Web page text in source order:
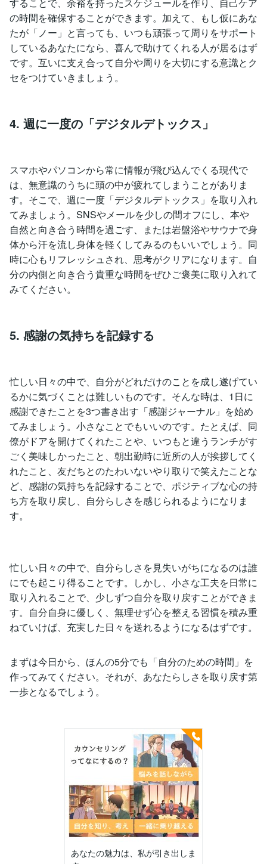
の時間を確保することができます。加えて、もし仮にあな
たが「ノー」と言っても、いつも頑張って周りをサポート
しているあなたになら、喜んで助けてくれる人が居るはず
です。互いに支え合って自分や周りを大切にする意識とク
セをつけていきましょう。
4. 週に一度の「デジタルデトックス」
スマホやパソコンから常に情報が飛び込んでくる現代で
は、無意識のうちに頭の中が疲れてしまうことがありま
す。そこで、週に一度「デジタルデトックス」を取り入れ
てみましょう。SNSやメールを少しの間オフにし、本や
自然と向き合う時間を過ごす、または岩盤浴やサウナで身
体から汗を流し身体を軽くしてみるのもいいでしょう。同
時に心もリフレッシュされ、思考がクリアになります。自
分の内側と向き合う貴重な時間をぜひご褒美に取り入れて
みてください。
5. 感謝の気持ちを記録する
忙しい日々の中で、自分がどれだけのことを成し遂げてい
るかに気づくことは難しいものです。そんな時は、1日に
感謝できたことを3つ書き出す「感謝ジャーナル」を始め
てみましょう。小さなことでもいいのです。たとえば、同
僚がドアを開けてくれたことや、いつもと違うランチがす
ごく美味しかったこと、朝出勤時に近所の人が挨拶してく
れたこと、友だちとのたわいないやり取りで笑えたことな
ど、感謝の気持ちを記録することで、ポジティブな心の持
ち方を取り戻し、自分らしさを感じられるようになりま
す。
忙しい日々の中で、自分らしさを見失いがちになるのは誰
にでも起こり得ることです。しかし、小さな工夫を日常に
取り入れることで、少しずつ自分を取り戻すことができま
す。自分自身に優しく、無理せず心を整える習慣を積み重
ねていけば、充実した日々を送れるようになるはずです。
まずは今日から、ほんの5分でも「自分のための時間」を
作ってみてください。それが、あなたらしさを取り戻す第
一歩となるでしょう。
あなたの魅力は、私が引き出しま